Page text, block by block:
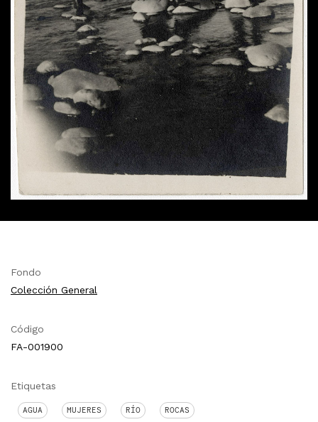
Fondo
Colección General
Código
FA-001900
Etiquetas
AGUA MUJERES RÍO ROCAS